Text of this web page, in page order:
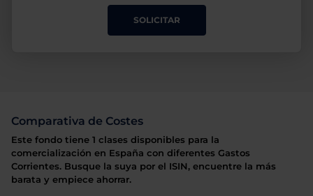
SOLICITAR
Comparativa de Costes
Este fondo tiene 1 clases disponibles para la
comercialización en España con diferentes Gastos
Corrientes. Busque la suya por el ISIN, encuentre la más
barata y empiece ahorrar.